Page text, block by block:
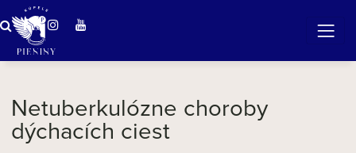
Netuberkulózne choroby
dýchacích ciest